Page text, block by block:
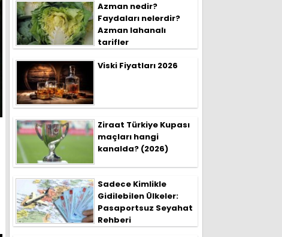
Azman nedir?
Faydaları nelerdir?
Azman lahanalı
tarifler
Viski Fiyatları 2026
Ziraat Türkiye Kupası
maçları hangi
kanalda? (2026)
Sadece Kimlikle
Gidilebilen Ülkeler:
Pasaportsuz Seyahat
Rehberi